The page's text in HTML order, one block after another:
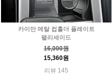
카이만 메탈 컵홀더 플레이트
팰리세이드
16,000원
15,360원
리뷰 145